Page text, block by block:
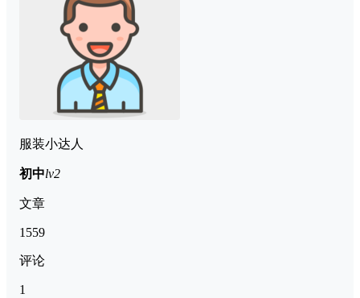
服装小达人
初中lv2
文章
1559
评论
1